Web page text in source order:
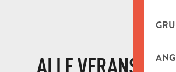
ALLE